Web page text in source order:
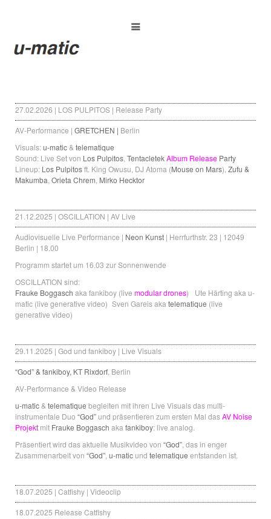
27.02.2026 | LOS PULPITOS | Release Party
AV-Performance | GRETCHEN | Berlin
Visuals:u-matic& telematique
Sound: Live Set von Los Pulpitos TentacletekAlbum Release Party
Lineup: Los Pulpitosft. King Owusu, DJ Atoma (Mouse on Mars), Zufu &
Makumba Orieta Chrem Mirko Hecktor
21.12.2025 | OSCILLATION | AV Live
Audiovisuelle Live Performance | Neon Kunst | Herrfurthstr. 23 | 12049
Berlin | 18.00
Programm startet um 16.03 zur Sonnenwende
OSCILLATION sind:
Frauke Boggasch aka fankiboy (live modular drones) Ute Härting aka u-
matic (live generative video) Sven Gareis aka telematique (live
generative video)
29.11.2025 | God und fankiboy | Live Visuals
“God” & fankiboy, KT Rixdorf , Berlin
AV-Performance & Video Release
u-matic& telematique begleiten mit ihren Live Visuals das multi-
instrumentale Duo “God”und präsentieren zum ersten Mal dasAV Noise
Projekt mit Frauke Boggasch aka fankiboy: live analog.
Präsentiert wird das aktuelle Musikvideo von “God” , das in enger
Zusammenarbeit von “God” u-maticund telematique entstanden ist.
18.07.2025 | Catfishy | Videoclip
18.07.2025 Release Catfishy